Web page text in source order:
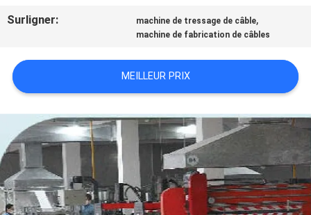
NOUVELLES
DEMANDEZ
UNE
CITATION
PLAN
DU
SITE
Surligner: machine de tressage de câble,
machine de fabrication de câbles
MEILLEUR PRIX